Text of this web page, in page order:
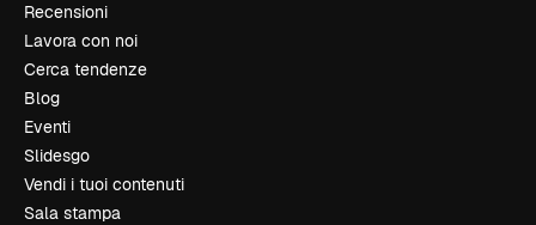
Recensioni
Lavora con noi
Cerca tendenze
Blog
Eventi
Slidesgo
Vendi i tuoi contenuti
Sala stampa